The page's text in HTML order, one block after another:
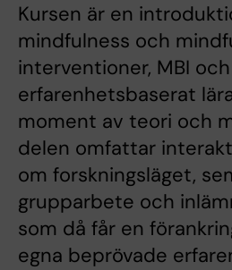
Kursen är en
mindfulness och
interventioner, MBI
erfarenhetsbaserat
moment av teori och
delen omfattar
om forskningsläget,
grupparbete och
som då får en
egna beprövade